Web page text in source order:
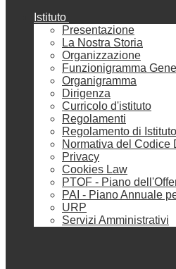
Istituto
Presentazione
La Nostra Storia
Organizzazione
Funzionigramma
Organigramma
Dirigenza
Curricolo d'istituto
Regolamenti
Regolamento di Istituto
Normativa del Codice
Privacy
Cookies Law
PTOF - Piano
PAI - Piano Annuale
URP
Servizi Amministrativi